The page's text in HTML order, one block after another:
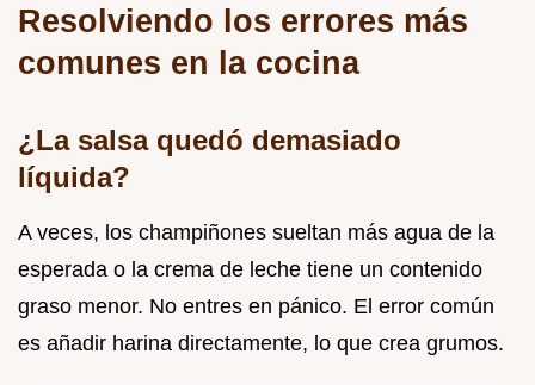
Resolviendo los errores más
comunes en la cocina
¿La salsa quedó demasiado
líquida?
A veces, los champiñones sueltan más agua de la
esperada o la crema de leche tiene un contenido
graso menor. No entres en pánico. El error común
es añadir harina directamente, lo que crea grumos.